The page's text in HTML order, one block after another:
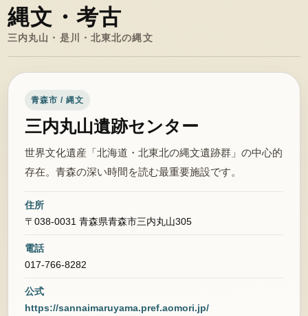
縄文・考古
三内丸山・是川・北東北の縄文
青森市 / 縄文
三内丸山遺跡センター
世界文化遺産「北海道・北東北の縄文遺跡群」の中心的
存在。青森の深い時間を読む最重要施設です。
住所
〒038-0031 青森県青森市三内丸山305
電話
017-766-8282
公式
https://sannaimaruyama.pref.aomori.jp/